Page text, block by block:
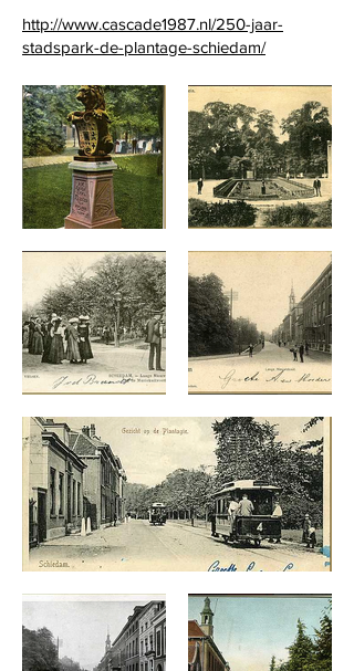
http://www.cascade1987.nl/250-jaar-
stadspark-de-plantage-schiedam/